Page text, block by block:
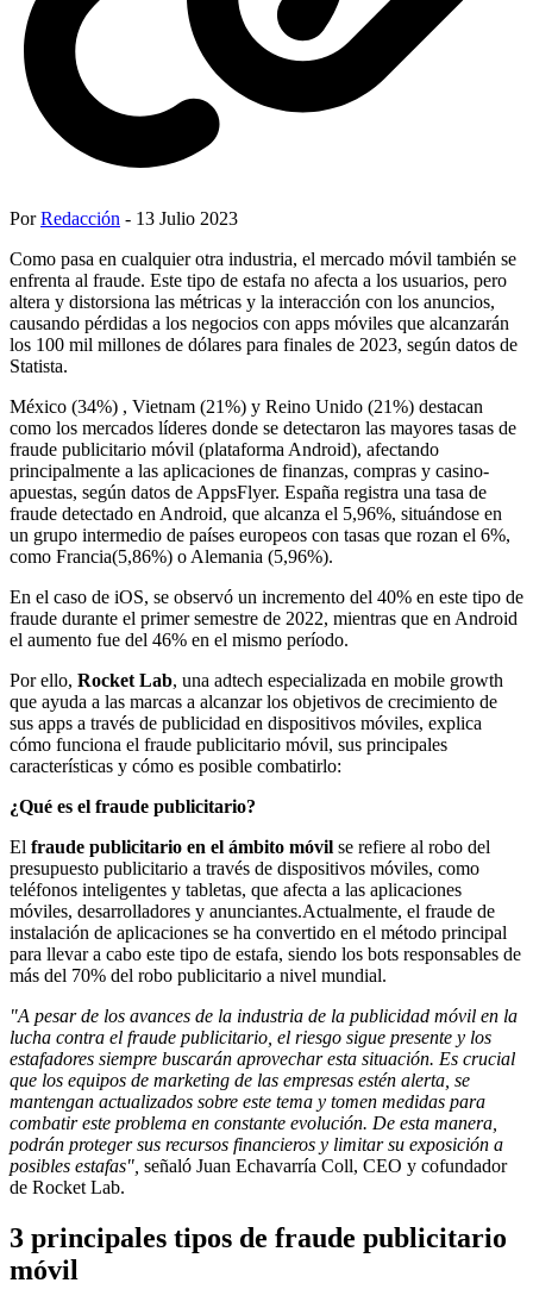
PorRedacción - 13 Julio 2023
Como pasa en cualquier otra industria, el mercado móvil también se
enfrenta al fraude. Este tipo de estafa no afecta a los usuarios, pero
altera y distorsiona las métricas y la interacción con los anuncios,
causando pérdidas a los negocios con apps móviles que alcanzarán
los 100 mil millones de dólares para finales de 2023, según datos de
Statista.
México (34%) , Vietnam (21%) y Reino Unido (21%) destacan
como los mercados líderes donde se detectaron las mayores tasas de
fraude publicitario móvil (plataforma Android), afectando
principalmente a las aplicaciones de finanzas, compras y casino-
apuestas, según datos de AppsFlyer. España registra una tasa de
fraude detectado en Android, que alcanza el 5,96%, situándose en
un grupo intermedio de países europeos con tasas que rozan el 6%,
como Francia(5,86%) o Alemania (5,96%).
En el caso de iOS, se observó un incremento del 40% en este tipo de
fraude durante el primer semestre de 2022, mientras que en Android
el aumento fue del 46% en el mismo período.
Por ello, Rocket Lab, una adtech especializada en mobile growth
que ayuda a las marcas a alcanzar los objetivos de crecimiento de
sus apps a través de publicidad en dispositivos móviles, explica
cómo funciona el fraude publicitario móvil, sus principales
características y cómo es posible combatirlo:
¿Qué es el fraude publicitario?
El fraude publicitario en el ámbito móvil se refiere al robo del
presupuesto publicitario a través de dispositivos móviles, como
teléfonos inteligentes y tabletas, que afecta a las aplicaciones
móviles, desarrolladores y anunciantes.Actualmente, el fraude de
instalación de aplicaciones se ha convertido en el método principal
para llevar a cabo este tipo de estafa, siendo los bots responsables de
más del 70% del robo publicitario a nivel mundial.
"A pesar de los avances de la industria de la publicidad móvil en la
lucha contra el fraude publicitario, el riesgo sigue presente y los
estafadores siempre buscarán aprovechar esta situación. Es crucial
que los equipos de marketing de las empresas estén alerta, se
mantengan actualizados sobre este tema y tomen medidas para
combatir este problema en constante evolución. De esta manera,
podrán proteger sus recursos financieros y limitar su exposición a
posibles estafas", señaló Juan Echavarría Coll, CEO y cofundador
de Rocket Lab.
3 principales tipos de fraude publicitario
móvil